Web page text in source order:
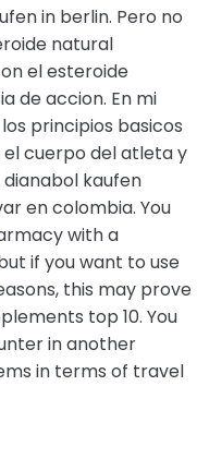
in berlin. Pero no
natural
el esteroide
de accion. En mi
principios basicos
cuerpo del atleta y
kaufen
en colombia. You
with a
if you want to use
this may prove
top 10. You
in another
in terms of travel